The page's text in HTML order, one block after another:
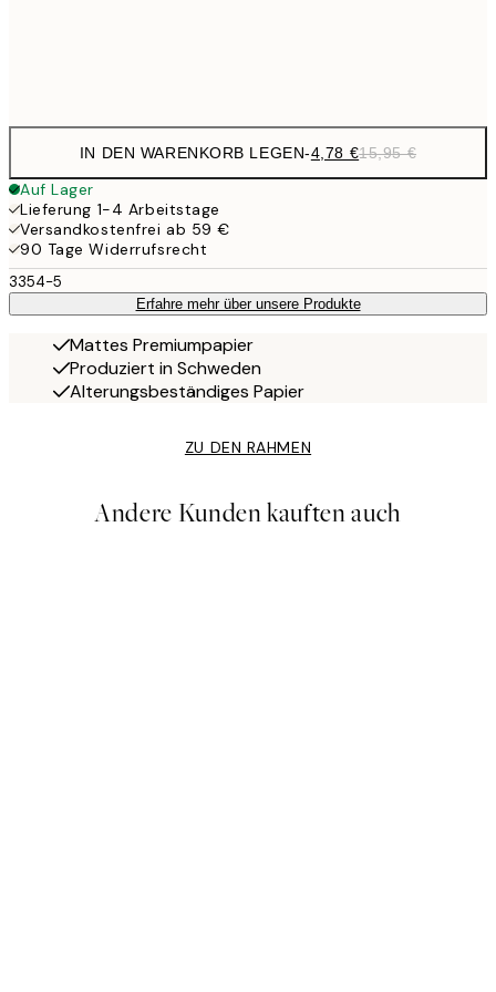
IN DEN WARENKORB LEGEN-4,78 €15,95 €
Auf Lager
Lieferung 1-4 Arbeitstage
Versandkostenfrei ab 59 €
90 Tage Widerrufsrecht
3354-5
Erfahre mehr über unsere Produkte
Mattes Premiumpapier
Produziert in Schweden
Alterungsbeständiges Papier
ZU DEN RAHMEN
Andere Kunden kauften auch